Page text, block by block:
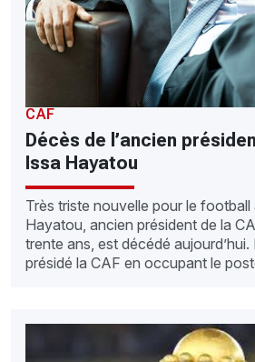
CAF
Décès de l’ancien
Issa Hayatou
Très triste nouvelle pour le football
Hayatou, ancien président de la
trente ans, est décédé
présidé la CAF en occupant le